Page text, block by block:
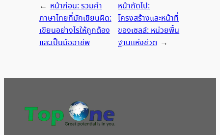
← หน้าก่อน:รวมคำ
ภาษาไทยที่มักเขียนผิด:
เขียนอย่างไรให้ถูกต้อง
และเป็นมืออาชีพ
หน้าถัดไป:
โครงสร้างและหน้าที่
ของเซลล์: หน่วยพื้น
ฐานแห่งชีวิต →